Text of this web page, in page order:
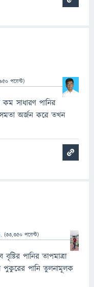
পয়েন্ট)
কম সাধারণ পানির
অর্জন করে তখন
(33,350 পয়েন্ট)
পানির তাপমাত্রা
পানি তুলনামূলক